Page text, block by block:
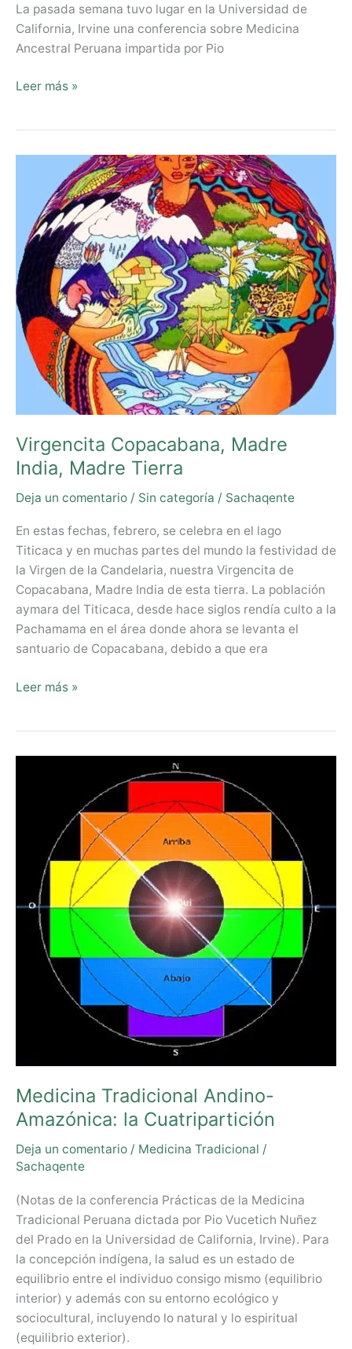
La pasada semana tuvo lugar en la Universidad de
California, Irvine una conferencia sobre Medicina
Ancestral Peruana impartida por Pio
Leer más »
Virgencita Copacabana, Madre
India, Madre Tierra
Deja un comentario / Sin categoría / Sachaqente
En estas fechas, febrero, se celebra en el lago
Titicaca y en muchas partes del mundo la festividad de
la Virgen de la Candelaria, nuestra Virgencita de
Copacabana, Madre India de esta tierra. La población
aymara del Titicaca, desde hace siglos rendía culto a la
Pachamama en el área donde ahora se levanta el
santuario de Copacabana, debido a que era
Copacabana,
Madre
India,
Madre
Tierra
Leer más »
Medicina Tradicional Andino-
Amazónica: la Cuatripartición
Deja un comentario / Medicina Tradicional /
Sachaqente
(Notas de la conferencia Prácticas de la Medicina
Tradicional Peruana dictada por Pio Vucetich Nuñez
del Prado en la Universidad de California, Irvine). Para
la concepción indígena, la salud es un estado de
equilibrio entre el individuo consigo mismo (equilibrio
interior) y además con su entorno ecológico y
sociocultural, incluyendo lo natural y lo espiritual
(equilibrio exterior).
Amazónica:
Cuatripartición